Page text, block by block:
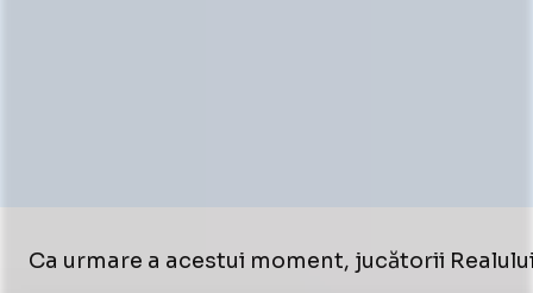
Ca urmare a acestui moment, jucătorii